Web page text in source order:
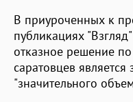
В приуроченных к
публикациях
отказное решение
саратовцев
"значительного